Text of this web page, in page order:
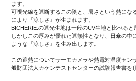
ます。
可視光線を遮断するこの陰と、暑さという熱にな
により『涼しさ』が生まれます。
BICHERIE.の遮光生地は一般のUV生地と比べると
しかしこの厚みが優れた遮熱性となり、日傘の中
ような『涼しさ』を生み出します。
この遮熱についてサーモカメラや熱電対温度セン
般財団法人カケンテストセンターの試験報告書を